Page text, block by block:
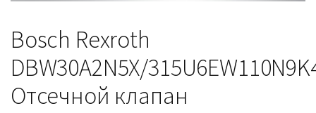
Bosch Rexroth
DBW30A2N5X/
Отсечной клапан